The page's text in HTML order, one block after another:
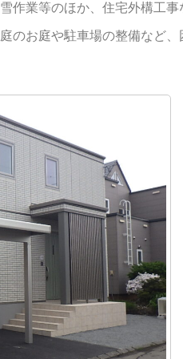
作業等のほか、住宅外構工
のお庭や駐車場の整備など